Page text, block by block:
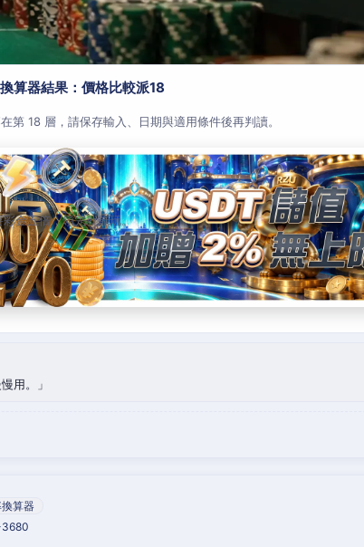
算器結果：價格比較派18
第 18 層，請保存輸入、日期與適用條件後再判讀。
金五倍，領完就能玩。
用。
算器